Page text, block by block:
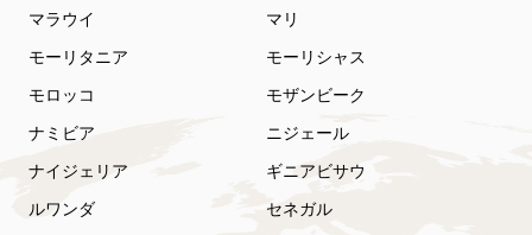
マラウイ
マリ
モーリタニア
モーリシャス
モロッコ
モザンビーク
ナミビア
ニジェール
ナイジェリア
ギニアビサウ
ルワンダ
セネガル